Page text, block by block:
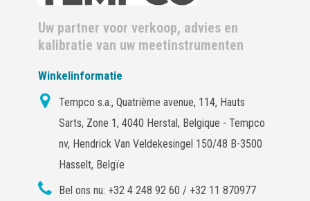
Uw partner voor verkoop, advies en
kalibratie van uw meetinstrumenten
Winkelinformatie
Tempco s.a., Quatrième avenue, 114, Hauts
Sarts, Zone 1, 4040 Herstal, Belgique - Tempco
nv, Hendrick Van Veldekesingel 150/48 B-3500
Hasselt, Belgïe
Bel ons nu: +32 4 248 92 60 / +32 11 870977